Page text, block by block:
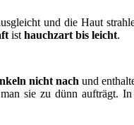
und die Haut
ist hauchzart bis leicht.
nicht nach und
sie zu dünn aufträgt.